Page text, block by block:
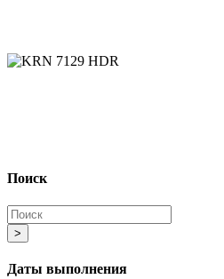
Поиск
>
Даты выполнения